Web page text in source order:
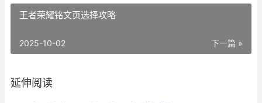
王者荣耀铭文页选择攻略
下一篇 »
2025-10-02
延伸阅读